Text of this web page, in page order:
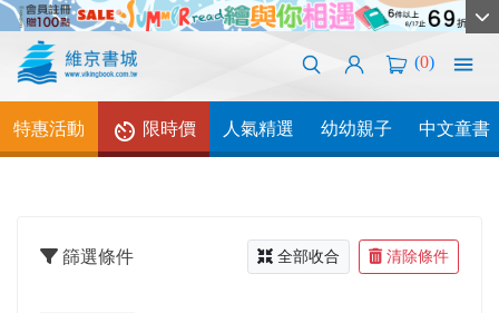
(0)
特惠活動 限時價 人氣精選 幼幼親子 中文童書
篩選條件 全部收合 清除條件